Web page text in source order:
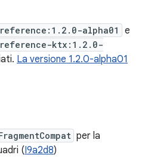
alpha01 e
ktx:1.2.0-
La versione 1.2.0-alpha01
per la
(I9a2d8)